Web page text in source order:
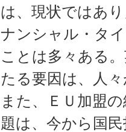
は、現状ではあ
ナンシャル・タ
ことは多々ある
たる要因は、人
また、ＥＵ加盟
題は、今から国